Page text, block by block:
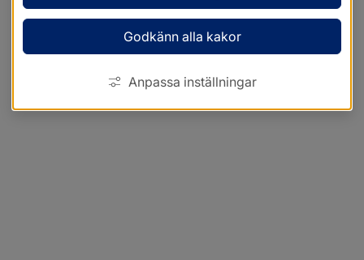
Godkänn alla kakor
Anpassa inställningar